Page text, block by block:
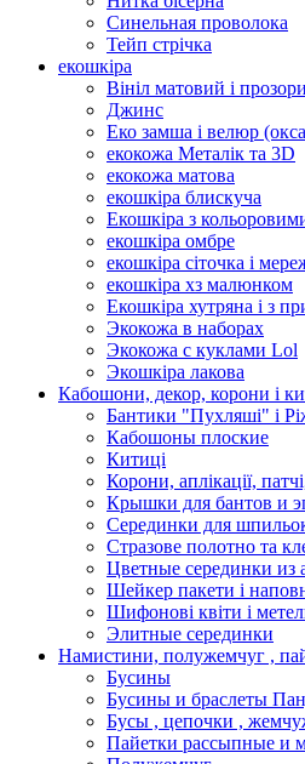
Синельная проволока
Тейп стрічка
екошкіра
Вініл матовий і
Джинс
Еко замша і велюр
екокожа Металік та 3D
екокожа матова
екошкіра блискуча
Екошкіра з
екошкіра омбре
екошкіра сіточка і
екошкіра хз малюнком
Екошкіра хутряна і з
Экокожа в наборах
Экокожа с куклами Lol
Экошкiра лакова
Кабошони, декор, корони і
Бантики "Пухляші" і
Кабошоны плоские
Китиці
Корони, аплікації,
Крышки для бантов и
Серединки для
Стразове полотно та
Цветные серединки из
Шейкер пакети і
Шифонові квіти і
Элитные серединки
Намистини, полужемчуг ,
Бусины
Бусины и браслеты
Бусы , цепочки ,
Пайетки рассыпные и